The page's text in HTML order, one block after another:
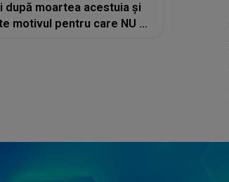
după moartea acestuia și
motivul pentru care NU A